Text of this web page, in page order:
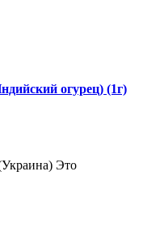
огурец) (1г)
Это